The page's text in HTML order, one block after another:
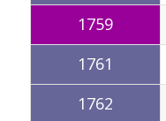
1759
1761
1762